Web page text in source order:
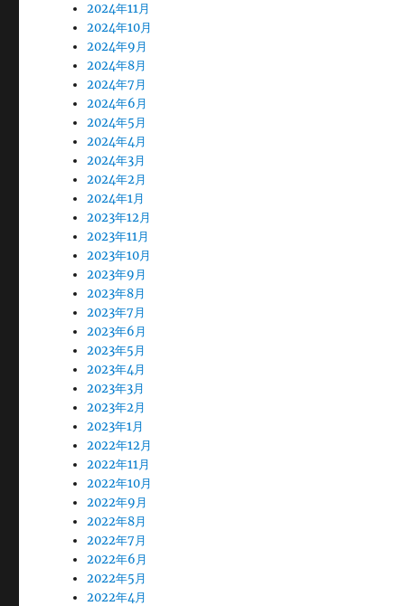
2024年11月
2024年10月
2024年9月
2024年8月
2024年7月
2024年6月
2024年5月
2024年4月
2024年3月
2024年2月
2024年1月
2023年12月
2023年11月
2023年10月
2023年9月
2023年8月
2023年7月
2023年6月
2023年5月
2023年4月
2023年3月
2023年2月
2023年1月
2022年12月
2022年11月
2022年10月
2022年9月
2022年8月
2022年7月
2022年6月
2022年5月
2022年4月